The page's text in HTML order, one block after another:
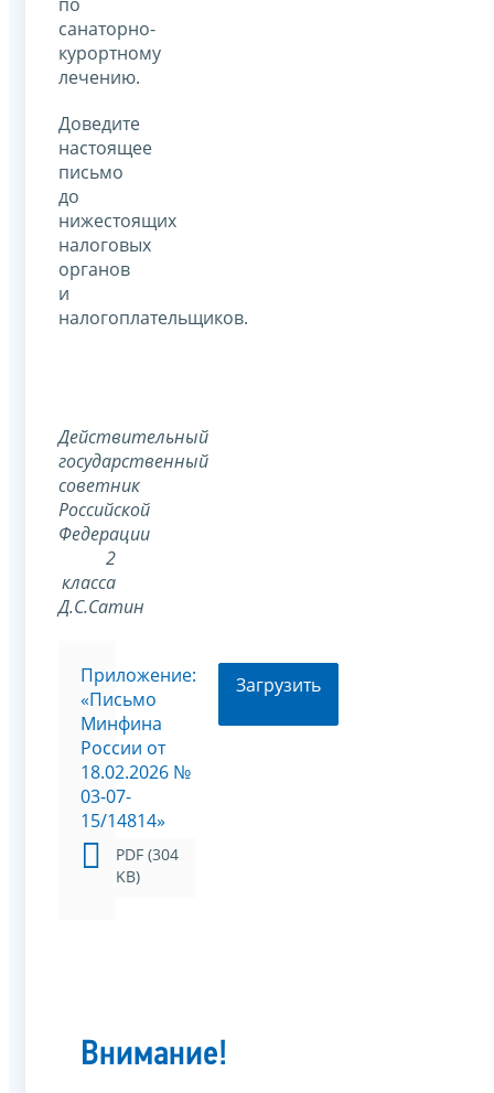
санаторно-
курортному
лечению.
Доведите
настоящее
письмо
до
нижестоящих
налоговых
органов
и
налогоплательщиков.
Действительный
государственный
советник
Российской
Федерации
2
класса
Д.С.Сатин
Приложение:
«Письмо
Минфина
России от
18.02.2026 №
03-07-
15/14814»
PDF (304
KB)
Загрузить
Внимание!